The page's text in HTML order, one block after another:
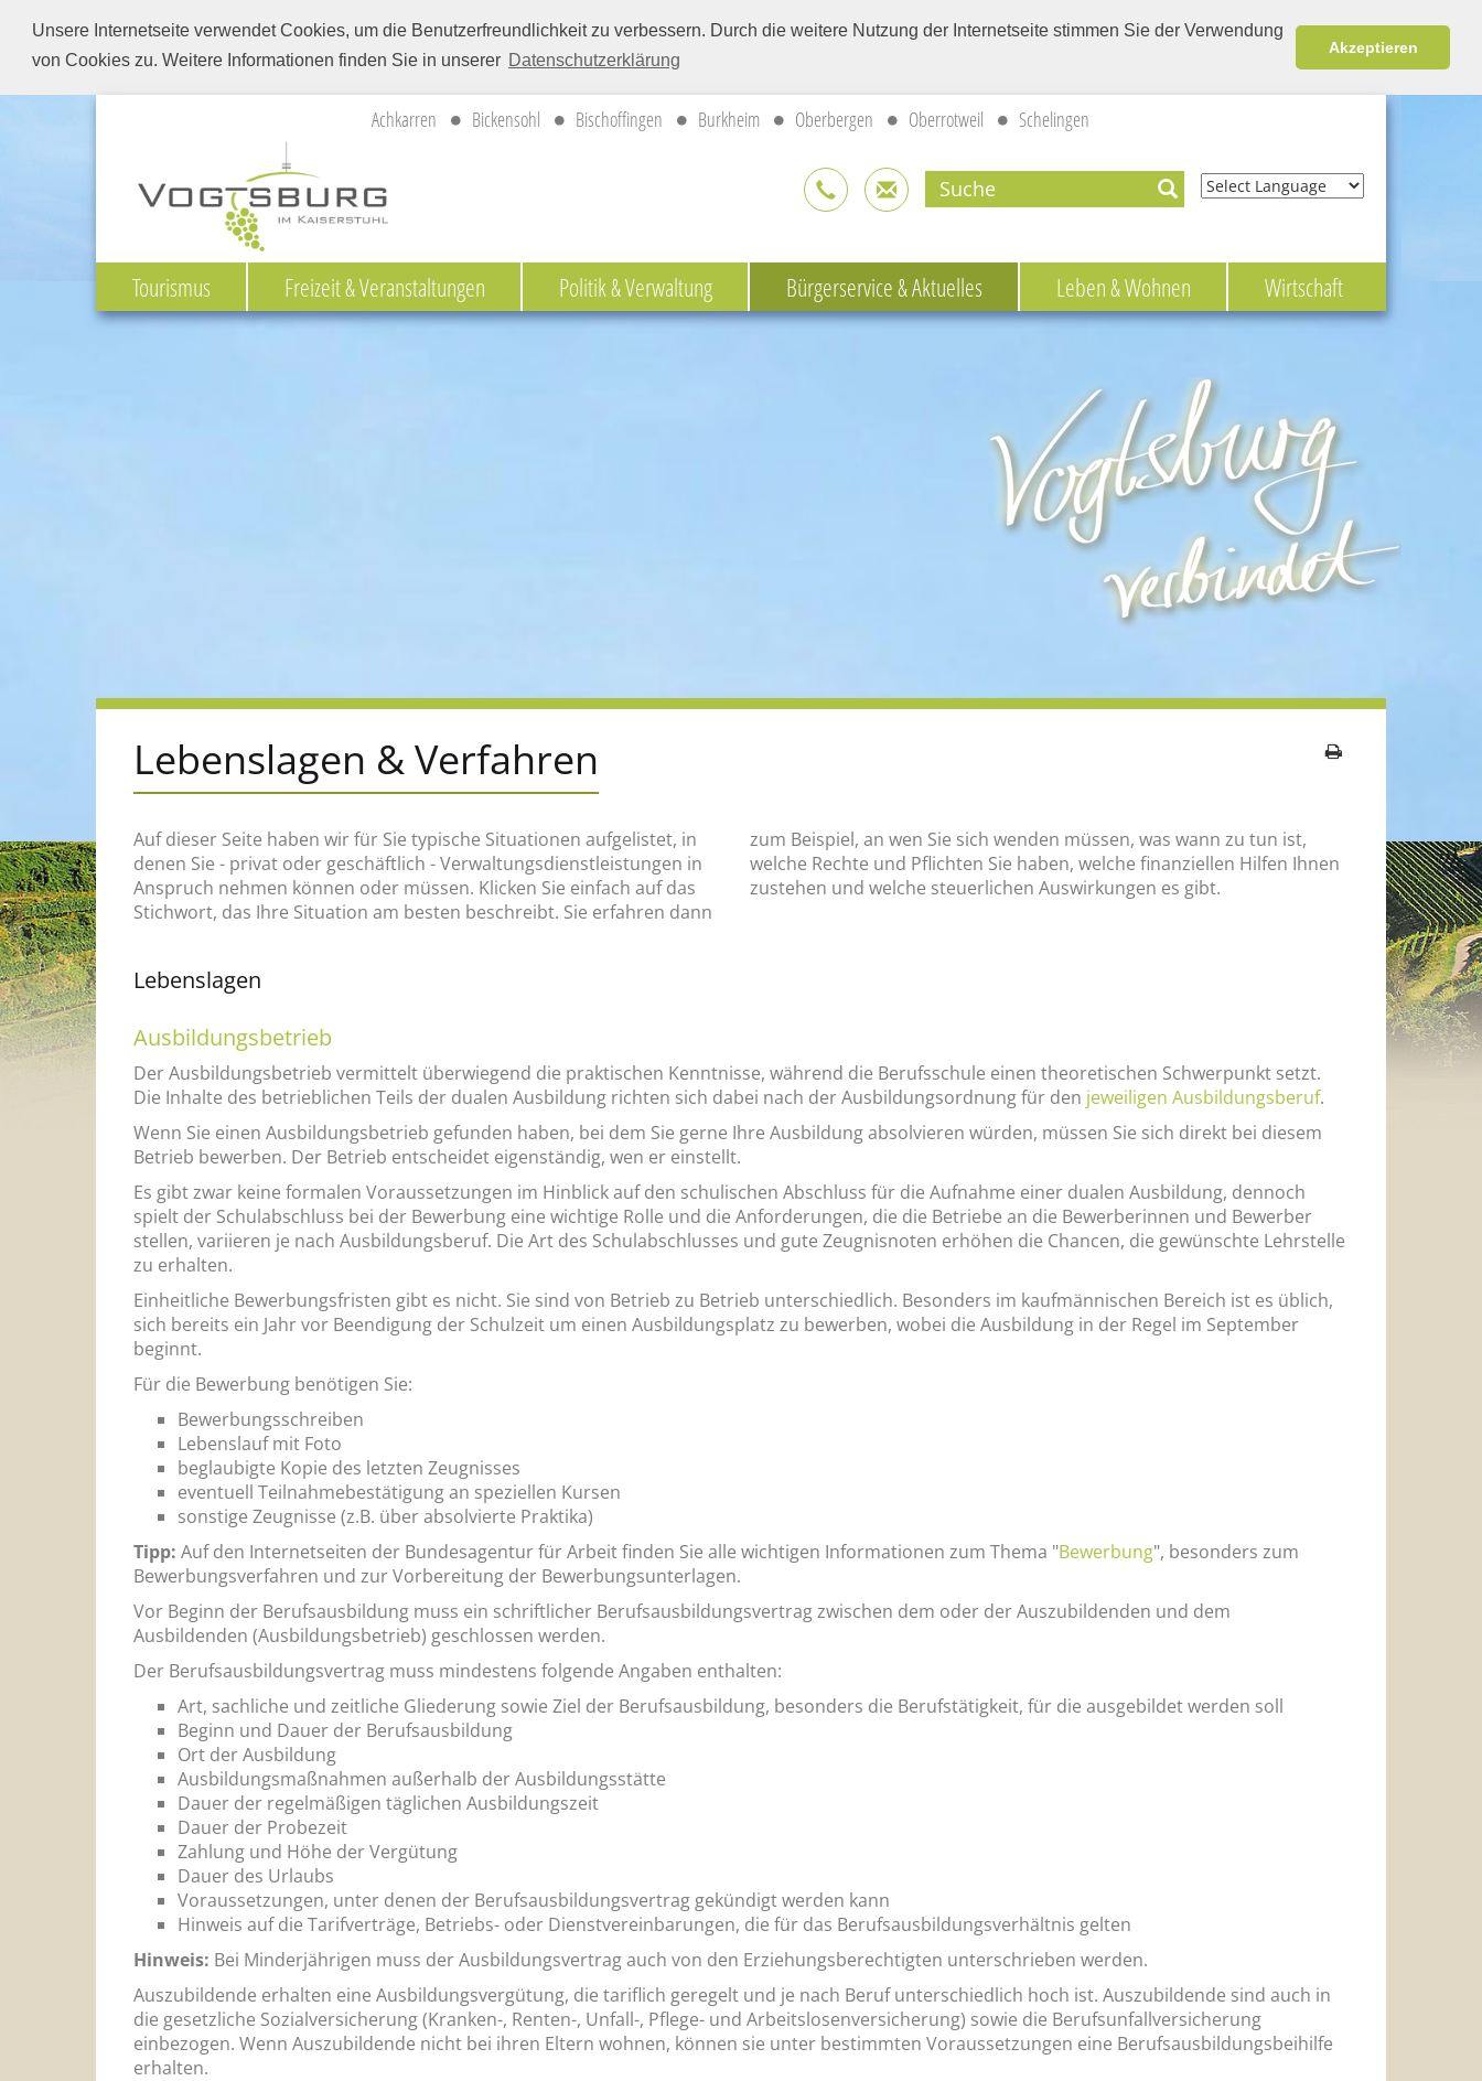
Unsere Internetseite verwendet Cookies, um die Benutzerfreundlichkeit zu verbessern. Durch die weitere Nutzung der Internetseite stimmen Sie der Verwendung
von Cookies zu. Weitere Informationen finden Sie in unserer Datenschutzerklärung
Akzeptieren
Achkarren Bickensohl Bischoffingen Burkheim Oberbergen Oberrotweil Schelingen
Tourismus Freizeit & Veranstaltungen Politik & Verwaltung Bürgerservice & Aktuelles Leben & Wohnen Wirtschaft
Lebenslagen & Verfahren
Auf dieser Seite haben wir für Sie typische Situationen aufgelistet, in
denen Sie - privat oder geschäftlich - Verwaltungsdienstleistungen in
Anspruch nehmen können oder müssen. Klicken Sie einfach auf das
Stichwort, das Ihre Situation am besten beschreibt. Sie erfahren dann
zum Beispiel, an wen Sie sich wenden müssen, was wann zu tun ist,
welche Rechte und Pflichten Sie haben, welche finanziellen Hilfen Ihnen
zustehen und welche steuerlichen Auswirkungen es gibt.
Lebenslagen
Ausbildungsbetrieb
Der Ausbildungsbetrieb vermittelt überwiegend die praktischen Kenntnisse, während die Berufsschule einen theoretischen Schwerpunkt setzt.
Die Inhalte des betrieblichen Teils der dualen Ausbildung richten sich dabei nach der Ausbildungsordnung für den jeweiligen Ausbildungsberuf.
Wenn Sie einen Ausbildungsbetrieb gefunden haben, bei dem Sie gerne Ihre Ausbildung absolvieren würden, müssen Sie sich direkt bei diesem
Betrieb bewerben. Der Betrieb entscheidet eigenständig, wen er einstellt.
Es gibt zwar keine formalen Voraussetzungen im Hinblick auf den schulischen Abschluss für die Aufnahme einer dualen Ausbildung, dennoch
spielt der Schulabschluss bei der Bewerbung eine wichtige Rolle und die Anforderungen, die die Betriebe an die Bewerberinnen und Bewerber
stellen, variieren je nach Ausbildungsberuf. Die Art des Schulabschlusses und gute Zeugnisnoten erhöhen die Chancen, die gewünschte Lehrstelle
zu erhalten.
Einheitliche Bewerbungsfristen gibt es nicht. Sie sind von Betrieb zu Betrieb unterschiedlich. Besonders im kaufmännischen Bereich ist es üblich,
sich bereits ein Jahr vor Beendigung der Schulzeit um einen Ausbildungsplatz zu bewerben, wobei die Ausbildung in der Regel im September
beginnt.
Für die Bewerbung benötigen Sie:
Bewerbungsschreiben
Lebenslauf mit Foto
beglaubigte Kopie des letzten Zeugnisses
eventuell Teilnahmebestätigung an speziellen Kursen
sonstige Zeugnisse (z.B. über absolvierte Praktika)
Tipp: Auf den Internetseiten der Bundesagentur für Arbeit finden Sie alle wichtigen Informationen zum Thema "Bewerbung", besonders zum
Bewerbungsverfahren und zur Vorbereitung der Bewerbungsunterlagen.
Vor Beginn der Berufsausbildung muss ein schriftlicher Berufsausbildungsvertrag zwischen dem oder der Auszubildenden und dem
Ausbildenden (Ausbildungsbetrieb) geschlossen werden.
Der Berufsausbildungsvertrag muss mindestens folgende Angaben enthalten:
Art, sachliche und zeitliche Gliederung sowie Ziel der Berufsausbildung, besonders die Berufstätigkeit, für die ausgebildet werden soll
Beginn und Dauer der Berufsausbildung
Ort der Ausbildung
Ausbildungsmaßnahmen außerhalb der Ausbildungsstätte
Dauer der regelmäßigen täglichen Ausbildungszeit
Dauer der Probezeit
Zahlung und Höhe der Vergütung
Dauer des Urlaubs
Voraussetzungen, unter denen der Berufsausbildungsvertrag gekündigt werden kann
Hinweis auf die Tarifverträge, Betriebs- oder Dienstvereinbarungen, die für das Berufsausbildungsverhältnis gelten
Hinweis: Bei Minderjährigen muss der Ausbildungsvertrag auch von den Erziehungsberechtigten unterschrieben werden.
Auszubildende erhalten eine Ausbildungsvergütung, die tariflich geregelt und je nach Beruf unterschiedlich hoch ist. Auszubildende sind auch in
die gesetzliche Sozialversicherung (Kranken-, Renten-, Unfall-, Pflege- und Arbeitslosenversicherung) sowie die Berufsunfallversicherung
einbezogen. Wenn Auszubildende nicht bei ihren Eltern wohnen, können sie unter bestimmten Voraussetzungen eine Berufsausbildungsbeihilfe
erhalten.